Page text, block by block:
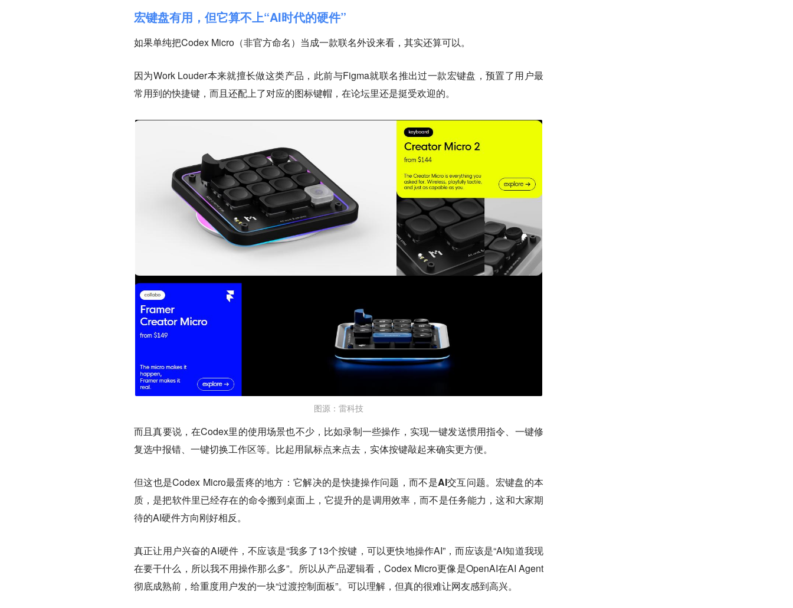
宏键盘有用，但它算不上“AI时代的硬件”
如果单纯把Codex Micro（非官方命名）当成一款联名外设来看，其实还算可以。
因为Work Louder本来就擅长做这类产品，此前与Figma就联名推出过一款宏键盘，预置了用户最
常用到的快捷键，而且还配上了对应的图标键帽，在论坛里还是挺受欢迎的。
图源：雷科技
而且真要说，在Codex里的使用场景也不少，比如录制一些操作，实现一键发送惯用指令、一键修
复选中报错、一键切换工作区等。比起用鼠标点来点去，实体按键敲起来确实更方便。
但这也是Codex Micro最蛋疼的地方：它解决的是快捷操作问题，而不是AI交互问题。 宏键盘的本
质，是把软件里已经存在的命令搬到桌面上，它提升的是调用效率，而不是任务能力，这和大家期
待的AI硬件方向刚好相反。
真正让用户兴奋的AI硬件，不应该是“我多了13个按键，可以更快地操作AI”，而应该是“AI知道我现
在要干什么，所以我不用操作那么多”。所以从产品逻辑看，Codex Micro更像是OpenAI在AI Agent
彻底成熟前，给重度用户发的一块“过渡控制面板”。可以理解，但真的很难让网友感到高兴。